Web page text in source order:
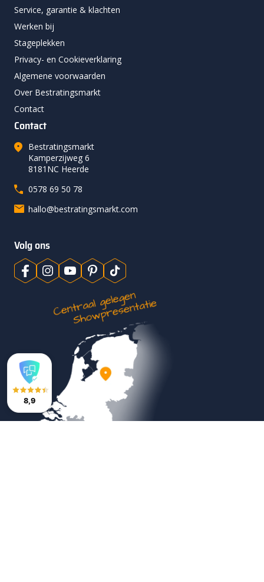
Service, garantie & klachten
Werken bij
Stageplekken
Privacy- en Cookieverklaring
Algemene voorwaarden
Over Bestratingsmarkt
Contact
Contact
Bestratingsmarkt
Kamperzijweg 6
8181NC Heerde
0578 69 50 78
hallo@bestratingsmarkt.com
Volg ons
8,9